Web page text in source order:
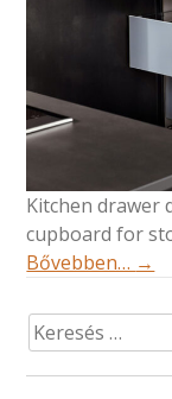
Kitchen drawer
cupboard for
Bővebben… →
Keresés: